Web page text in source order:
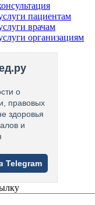
пациентам
врачам
организациям
о
правовых
здоровья
и
Telegram